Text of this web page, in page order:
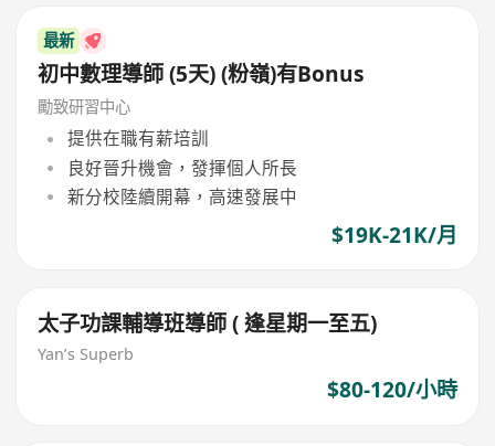
最新
初中數理導師 (5天) (粉嶺)有Bonus
勵致研習中心
提供在職有薪培訓
良好晉升機會，發揮個人所長
新分校陸續開幕，高速發展中
$19K-21K/月
太子功課輔導班導師 ( 逢星期一至五)
Yan’s Superb
$80-120/小時